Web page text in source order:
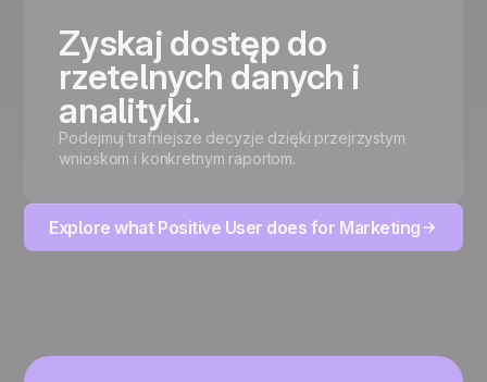
Zyskaj dostęp do
rzetelnych danych i
analityki.
Podejmuj trafniejsze decyzje dzięki przejrzystym
wnioskom i konkretnym raportom.
Explore what Positive User does for Marketing